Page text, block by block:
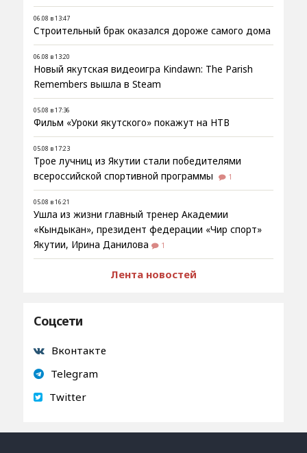
06.08 в 13:47
Строительный брак оказался дороже самого дома
06.08 в 13:20
Новый якутская видеоигра Kindawn: The Parish
Remembers вышла в Steam
05.08 в 17:36
Фильм «Уроки якутского» покажут на НТВ
05.08 в 17:23
Трое лучниц из Якутии стали победителями
всероссийской спортивной программы
1
05.08 в 16:21
Ушла из жизни главный тренер Академии
«Кындыкан», президент федерации «Чир спорт»
Якутии, Ирина Данилова
1
Лента новостей
Соцсети
Вконтакте
Telegram
Twitter